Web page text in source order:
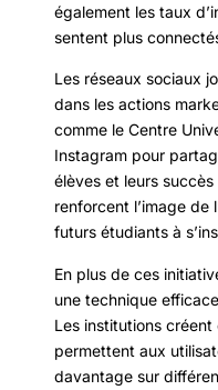
également les taux
sentent plus
Les réseaux sociaux
dans les actions
comme le Centre
Instagram pour
élèves et leurs
renforcent l’image de
futurs étudiants à
En plus de ces
une technique
Les institutions
permettent aux
davantage sur